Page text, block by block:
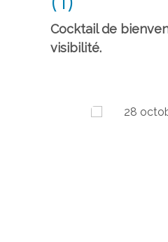
Cocktail de
visibilité.